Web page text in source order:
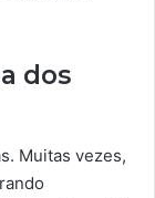
dos
Muitas vezes,